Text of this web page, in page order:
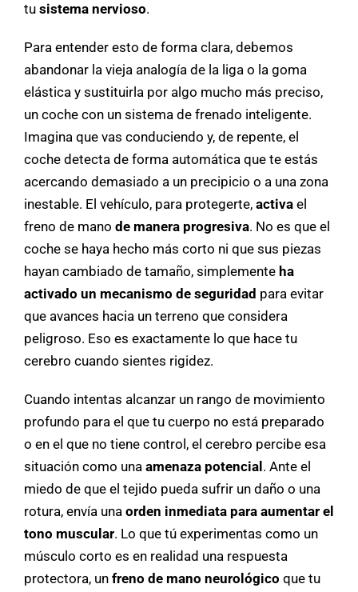
tu sistema nervioso.
Para entender esto de forma clara, debemos
abandonar la vieja analogía de la liga o la goma
elástica y sustituirla por algo mucho más preciso,
un coche con un sistema de frenado inteligente.
Imagina que vas conduciendo y, de repente, el
coche detecta de forma automática que te estás
acercando demasiado a un precipicio o a una zona
inestable. El vehículo, para protegerte, activa el
freno de mano de manera progresiva. No es que el
coche se haya hecho más corto ni que sus piezas
hayan cambiado de tamaño, simplemente ha
activado un mecanismo de seguridad para evitar
que avances hacia un terreno que considera
peligroso. Eso es exactamente lo que hace tu
cerebro cuando sientes rigidez.
Cuando intentas alcanzar un rango de movimiento
profundo para el que tu cuerpo no está preparado
o en el que no tiene control, el cerebro percibe esa
situación como una amenaza potencial . Ante el
miedo de que el tejido pueda sufrir un daño o una
rotura, envía una orden inmediata para aumentar el
tono muscular. Lo que tú experimentas como un
músculo corto es en realidad una respuesta
protectora, un freno de mano neurológico que tu